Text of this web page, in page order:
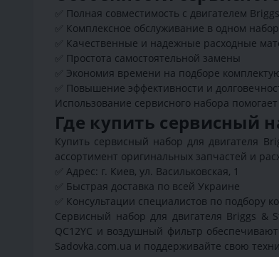
✅ Полная совместимость с двигателем
✅ Комплексное обслуживание в одном
✅ Качественные и надежные расходные
✅ Простота самостоятельной замены
✅ Экономия времени на подборе
✅ Повышение эффективности и
Использование сервисного набора
Где купить сервисный
Купить сервисный набор для двигателя
ассортимент оригинальных запчастей и
✅ Адрес: г. Киев, ул. Васильковская, 1
✅ Быстрая доставка по всей Украине
✅ Консультации специалистов по подбору
Сервисный набор для двигателя Briggs &
QC12YC и воздушный фильтр
Sadovka.com.ua и поддерживайте свою